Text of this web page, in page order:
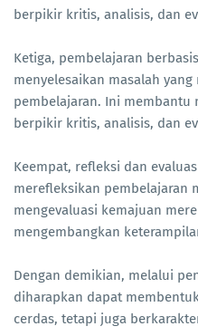
berpikir kritis, analisis, dan
Ketiga, pembelajaran
menyelesaikan masalah
pembelajaran. Ini membantu
berpikir kritis, analisis, dan
Keempat, refleksi dan
merefleksikan pembelajaran
mengevaluasi kemajuan
mengembangkan
Dengan demikian, melalui
diharapkan dapat
cerdas, tetapi juga